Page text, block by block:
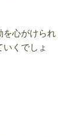
を心がけられ
くでしょ